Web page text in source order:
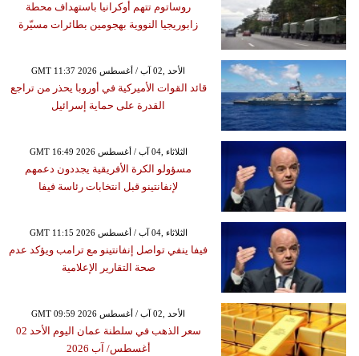
روساتوم تتهم أوكرانيا باستهداف محطة
زابوريجيا النووية بهجومين بطائرات مسيّرة
GMT 11:37 2026 الأحد ,02 آب / أغسطس
قائد القوات الأميركية في أوروبا يحذر من تراجع
القدرة على حماية إسرائيل
GMT 16:49 2026 الثلاثاء ,04 آب / أغسطس
مسؤولو الكرة الأفريقية يجددون دعمهم
لإنفانتينو قبل انتخابات رئاسة فيفا
GMT 11:15 2026 الثلاثاء ,04 آب / أغسطس
فيفا ينفي تواصل إنفانتينو مع ترامب ويؤكد عدم
صحة التقارير الإعلامية
GMT 09:59 2026 الأحد ,02 آب / أغسطس
سعر الذهب في سلطنة عمان اليوم الأحد 02
أغسطس/ آب 2026